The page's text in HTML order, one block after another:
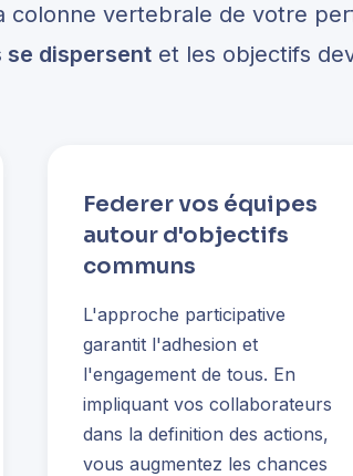
colonne vertebrale de votre
dispersent et les objectifs
Federer vos équipes
autour d'objectifs
communs
L'approche participative
garantit l'adhesion et
l'engagement de tous. En
impliquant vos collaborateurs
dans la definition des actions,
vous augmentez les chances